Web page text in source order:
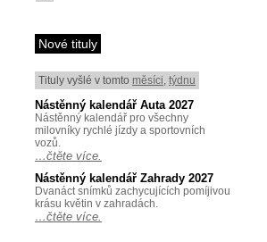
Nové tituly
Tituly vyšlé v tomto měsíci, týdnu
Nástěnný kalendář Auta 2027
Nástěnný kalendář pro všechny
milovníky rychlé jízdy a sportovních
vozů.
…čtěte více.
Nástěnný kalendář Zahrady 2027
Dvanáct snímků zachycujících pomíjivou
krásu květin v zahradách.
…čtěte více.